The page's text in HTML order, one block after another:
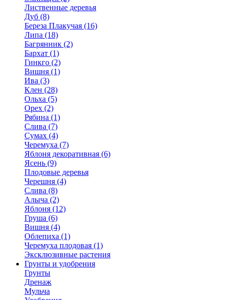
Лиственные деревья
Дуб (8)
Береза Плакучая (16)
Липа (18)
Багрянник (2)
Бархат (1)
Гинкго (2)
Вишня (1)
Ива (3)
Клен (28)
Ольха (5)
Орех (2)
Рябина (1)
Слива (7)
Сумах (4)
Черемуха (7)
Яблоня декоративная (6)
Ясень (9)
Плодовые деревья
Черешня (4)
Слива (8)
Алыча (2)
Яблоня (12)
Груша (6)
Вишня (4)
Облепиха (1)
Черемуха плодовая (1)
Эксклюзивные растения
Грунты и удобрения
Грунты
Дренаж
Мульча